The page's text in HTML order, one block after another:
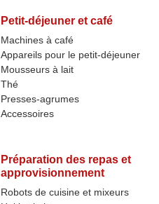
Petit-déjeuner et café
Machines à café
Appareils pour le petit-déjeuner
Mousseurs à lait
Thé
Presses-agrumes
Accessoires
Préparation des repas et
approvisionnement
Robots de cuisine et mixeurs